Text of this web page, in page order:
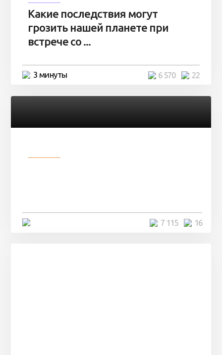
Какие последствия могут
грозить нашей планете при
встрече со ...
3 минуты 22
6 570
16
7 115